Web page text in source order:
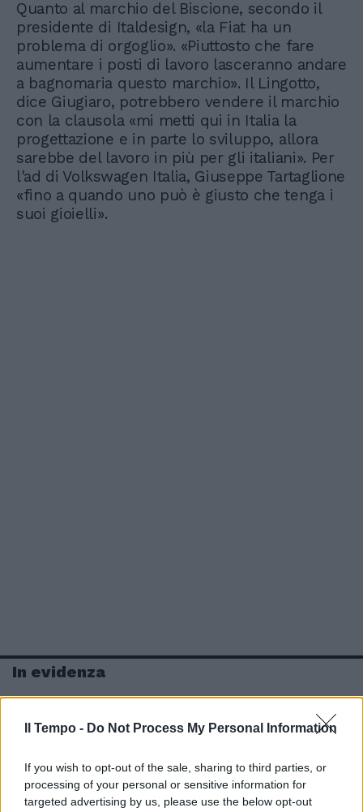
Il Tempo - Do Not Process My Personal Information
If you wish to opt-out of the sale, sharing to third parties, or
processing of your personal or sensitive information for
targeted advertising by us, please use the below opt-out
Quanto al marchio del Biscione, secondo il
presidente di Italdesign, «la Fiat ha un
problema di orgoglio». «Piuttosto che fare
aumentare i posti di lavoro lasceranno andare
a bagnomaria questo marchio». Il Lingotto,
dice Giugiaro, potrebbero vendere il marchio
con la clausola «mi metti qui in Italia la
progettazione e in parte lo sviluppo, allora
sarebbe del lavoro in più per gli italiani». Per
l'ad di Volkswagen Italia, Giuseppe Tartaglione
«fino a quando uno può è giusto che tenga i
suoi gioielli».
In evidenza